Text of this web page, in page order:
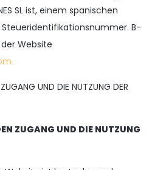
SL ist, einem spanischen
B-
Website
UND DIE NUTZUNG DER
ZUGANG UND DIE NUTZUNG